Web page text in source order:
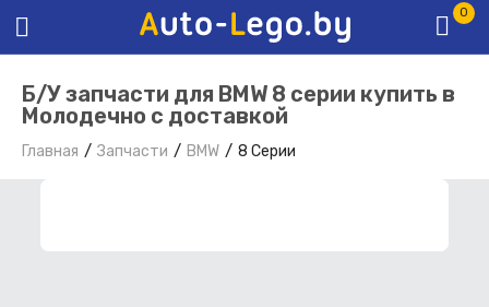
0
Б/У запчасти для BMW 8 серии купить в
Молодечно с доставкой
Главная Запчасти BMW 8 Серии